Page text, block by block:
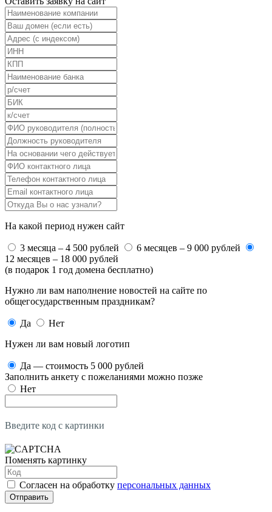
На какой период нужен сайт
3 месяца – 4 500 рублей
6 месяцев – 9 000 рублей
12 месяцев – 18 000 рублей
(в подарок 1 год домена бесплатно)
Нужно ли вам наполнение новостей на сайте по
общегосударственным праздникам?
Да
Нет
Нужен ли вам новый логотип
Да — стоимость 5 000 рублей
Заполнить анкету с пожеланиями можно позже
Нет
Введите код с картинки
Поменять картинку
Согласен на обработку персональных данных
Отправить